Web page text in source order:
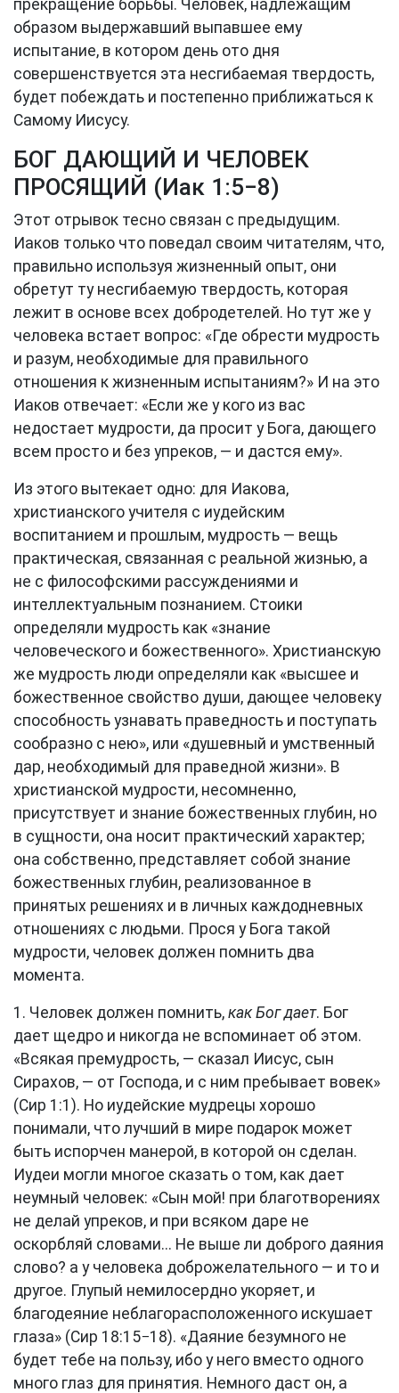
прекращение борьбы. Человек, надлежащим
образом выдержавший выпавшее ему
испытание, в котором день ото дня
совершенствуется эта несгибаемая твердость,
будет побеждать и постепенно приближаться к
Самому Иисусу.
БОГ ДАЮЩИЙ И ЧЕЛОВЕК
ПРОСЯЩИЙ (Иак 1:5−8)
Этот отрывок тесно связан с предыдущим.
Иаков только что поведал своим читателям, что,
правильно используя жизненный опыт, они
обретут ту несгибаемую твердость, которая
лежит в основе всех добродетелей. Но тут же у
человека встает вопрос: «Где обрести мудрость
и разум, необходимые для правильного
отношения к жизненным испытаниям?» И на это
Иаков отвечает: «Если же у кого из вас
недостает мудрости, да просит у Бога, дающего
всем просто и без упреков, — и дастся ему».
Из этого вытекает одно: для Иакова,
христианского учителя с иудейским
воспитанием и прошлым, мудрость — вещь
практическая, связанная с реальной жизнью, а
не с философскими рассуждениями и
интеллектуальным познанием. Стоики
определяли мудрость как «знание
человеческого и божественного». Христианскую
же мудрость люди определяли как «высшее и
божественное свойство души, дающее человеку
способность узнавать праведность и поступать
сообразно с нею», или «душевный и умственный
дар, необходимый для праведной жизни». В
христианской мудрости, несомненно,
присутствует и знание божественных глубин, но
в сущности, она носит практический характер;
она собственно, представляет собой знание
божественных глубин, реализованное в
принятых решениях и в личных каждодневных
отношениях с людьми. Прося у Бога такой
мудрости, человек должен помнить два
момента.
1. Человек должен помнить, как Бог дает. Бог
дает щедро и никогда не вспоминает об этом.
«Всякая премудрость, — сказал Иисус, сын
Сирахов, — от Господа, и с ним пребывает вовек»
(Сир 1:1). Но иудейские мудрецы хорошо
понимали, что лучший в мире подарок может
быть испорчен манерой, в которой он сделан.
Иудеи могли многое сказать о том, как дает
неумный человек: «Сын мой! при благотворениях
не делай упреков, и при всяком даре не
оскорбляй словами... Не выше ли доброго даяния
слово? а у человека доброжелательного — и то и
другое. Глупый немилосердно укоряет, и
благодеяние неблагорасположенного искушает
глаза» (Сир 18:15−18). «Даяние безумного не
будет тебе на пользу, ибо у него вместо одного
много глаз для принятия. Немного даст он, а